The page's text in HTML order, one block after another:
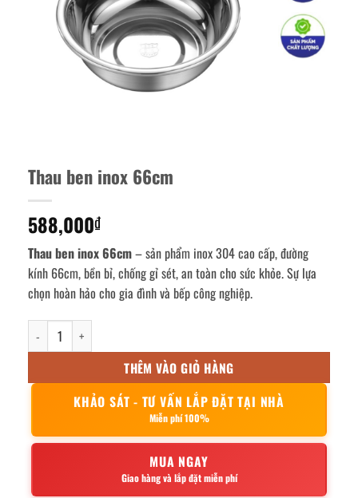
Thau ben inox 66cm
588,000₫
Thau ben inox 66cm– sản phẩm inox 304 cao cấp, đường
kính 66cm, bền bỉ, chống gỉ sét, an toàn cho sức khỏe. Sự lựa
chọn hoàn hảo cho gia đình và bếp công nghiệp.
Thau ben inox 66cm số lượng
THÊM VÀO GIỎ HÀNG
KHẢO SÁT - TƯ VẤN LẮP ĐẶT TẠI NHÀ
Miễn phí 100%
MUA NGAY
Giao hàng và lắp đặt miễn phí